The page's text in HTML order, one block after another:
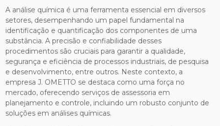
A análise química é uma ferramenta essencial em diversos
setores, desempenhando um papel fundamental na
identificação e quantificação dos componentes de uma
substância. A precisão e confiabilidade desses
procedimentos são cruciais para garantir a qualidade,
segurança e eficiência de processos industriais, de pesquisa
e desenvolvimento, entre outros. Neste contexto, a
empresa J. OMETTO se destaca como uma força no
mercado, oferecendo serviços de assessoria em
planejamento e controle, incluindo um robusto conjunto de
soluções em análises químicas.